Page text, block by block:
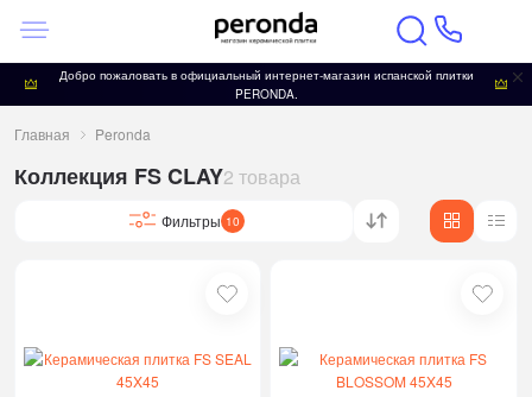
Добро пожаловать в официальный интернет-магазин испанской плитки
PERONDA.
Главная Peronda
Коллекция FS CLAY2 товара
Фильтры 10